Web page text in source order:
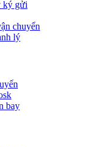
ký gửi
chuyển
lý
bay